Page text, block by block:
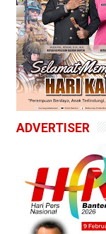
ADVERTISER